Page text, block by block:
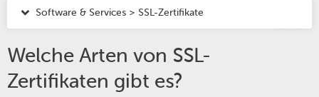
Software & Services > SSL-Zertifikate
Welche Arten von SSL-
Zertifikaten gibt es?